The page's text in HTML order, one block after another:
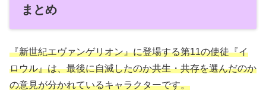
まとめ
『新世紀エヴァンゲリオン』に登場する第11の使徒『イ
ロウル』は、最後に自滅したのか共生・共存を選んだのか
の意見が分かれているキャラクターです。